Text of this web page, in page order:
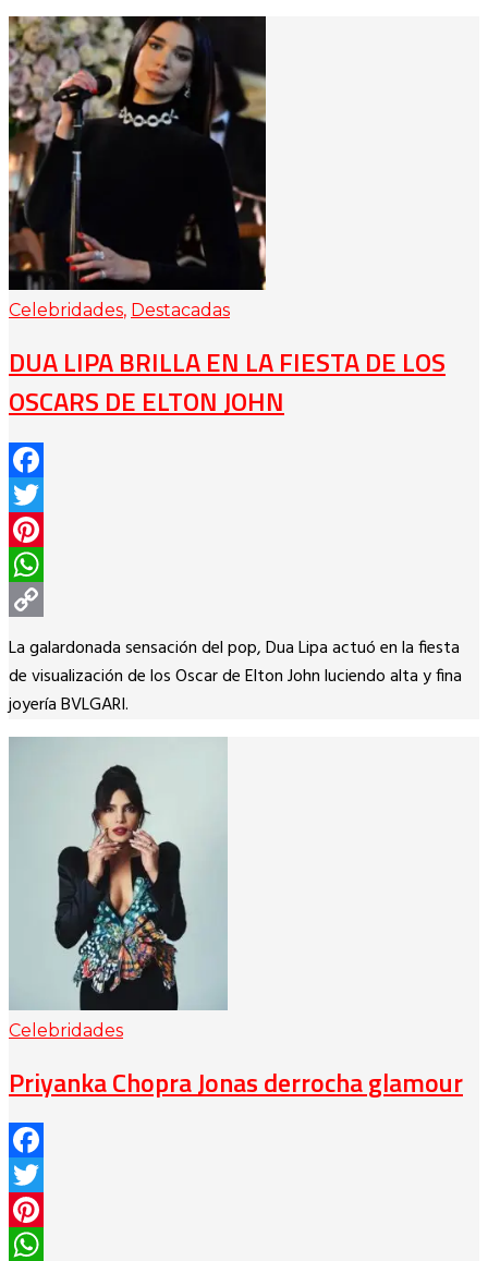
Celebridades, Destacadas
DUA LIPA BRILLA EN LA FIESTA DE LOS
OSCARS DE ELTON JOHN
Facebook
Twitter
Pinterest
WhatsApp
Copy
Link
La galardonada sensación del pop, Dua Lipa actuó en la fiesta
de visualización de los Oscar de Elton John luciendo alta y fina
joyería BVLGARI.
Celebridades
Priyanka Chopra Jonas derrocha glamour
Facebook
Twitter
Pinterest